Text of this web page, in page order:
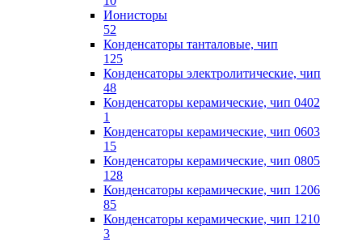
Ионисторы
52
Конденсаторы танталовые, чип
125
Конденсаторы электролитические, чип
48
Конденсаторы керамические, чип 0402
1
Конденсаторы керамические, чип 0603
15
Конденсаторы керамические, чип 0805
128
Конденсаторы керамические, чип 1206
85
Конденсаторы керамические, чип 1210
3